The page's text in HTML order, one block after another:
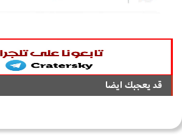
قد يعجبك ايضا